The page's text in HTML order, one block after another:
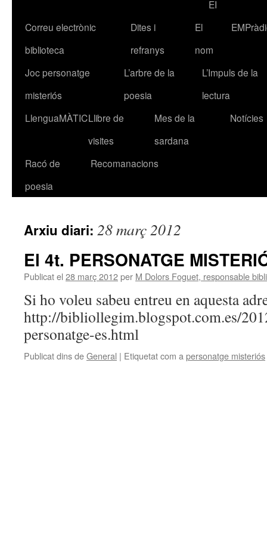
EI
Correu electrònic
biblioteca
Dites i
refranys
El
nom
Joc personatge
misteriós
L’arbre de la
poesia
L’Impuls de la
lectura
LlenguaMÀTICLlibre de
visites
Mes de la
sardana
Notícies
Racó de
poesia
Recomanacions
Arxiu diari: 28 març 2012
El 4t. PERSONATGE
Publicat el 28 març 2012per M Dolors Foguet, responsable
Si ho voleu sabeu entreu en aquesta
http://bibliollegim.blogspot.com.es/
personatge-es.html
Publicat dins deGeneral | Etiquetat com a personatge misteriós